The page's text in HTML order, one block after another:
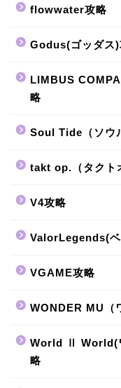
flowwater攻略
Godus(ゴッダス)
LIMBUS
略
Soul Tide（ソウ
takt op.（タクト
V4攻略
ValorLegends(ベ
VGAME攻略
WONDER MU（
World Ⅱ World(
略